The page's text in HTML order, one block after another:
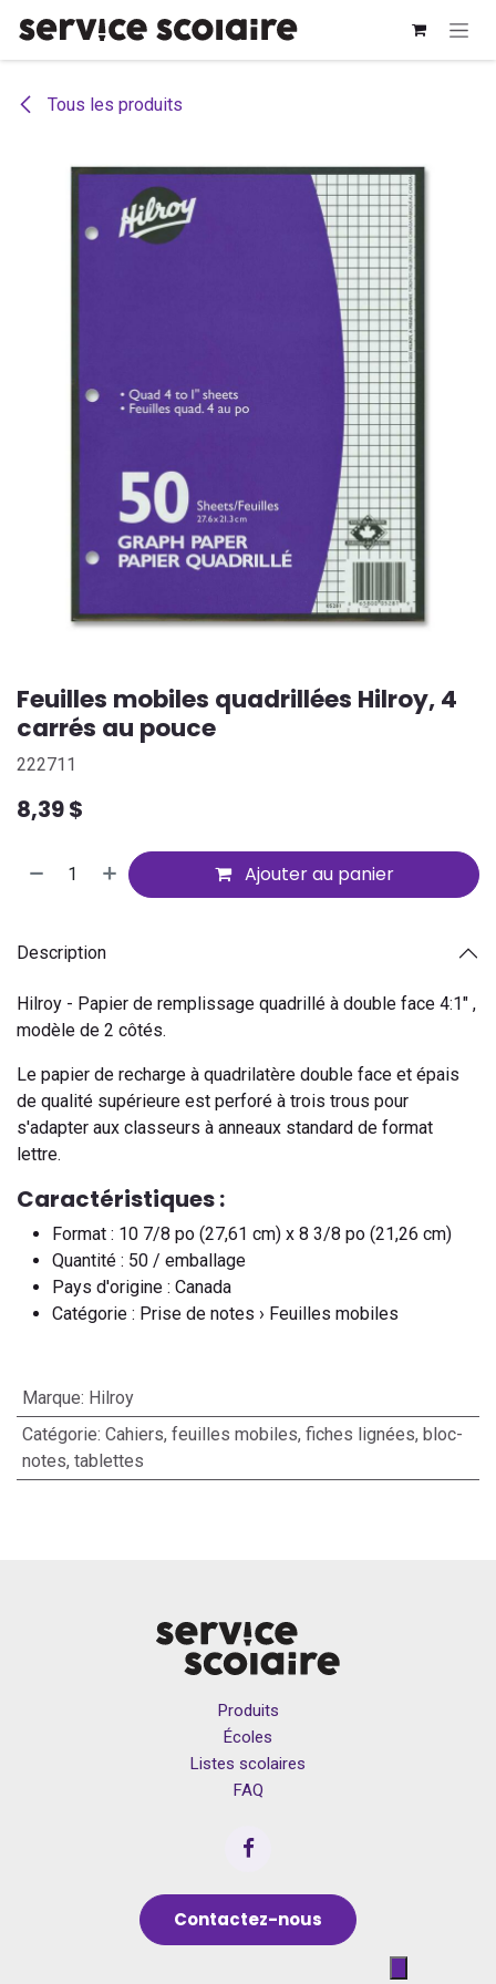
Tous les produits
Feuilles mobiles quadrillées Hilroy, 4
carrés au pouce
222711
8,39$
Ajouter au panier
Description
Hilroy - Papier de remplissage quadrillé à double face 4:1" ,
modèle de 2 côtés.
Le papier de recharge à quadrilatère double face et épais
de qualité supérieure est perforé à trois trous pour
s'adapter aux classeurs à anneaux standard de format
lettre.
Caractéristiques :
Format : 10 7/8 po (27,61 cm) x 8 3/8 po (21,26 cm)
Quantité : 50 / emballage
Pays d'origine : Canada
Catégorie : Prise de notes › Feuilles mobiles
Marque: Hilroy
Catégorie: Cahiers, feuilles mobiles, fiches lignées, bloc-
notes, tablettes
Produits
Écoles
Listes scolaires
FAQ
Contactez-nous